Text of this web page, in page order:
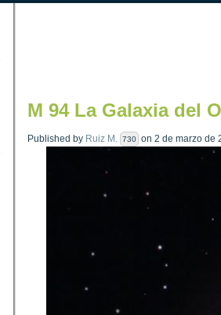
M 94 La Galaxia del
Published by Ruiz M. 730 on 2 de marzo de